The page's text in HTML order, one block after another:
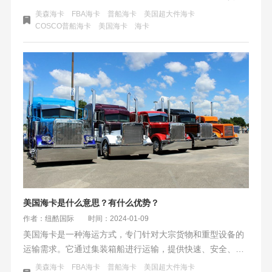
派送到FBA仓库、其他第三方海外仓、商业地址、私人地址
等地区。美国海卡的优势是提供快速、安全、经济的美国门
格在4元/kg-16元/kg，时效大概在13—45天左右.
美森海卡 FBA海卡 普船海卡
美国超大件海卡
COSCO普船海卡
美国海卡 海卡
美国海卡是什么意思？有什么优势？
作者：纽酷国际 时间：2024-01-09
美国海卡是一种海运方式，专门针对大宗货物和重型设备的
运输需求。它通过集装箱船进行运输，提供快速、安全、经
济的门到门服务。美国海卡流程包括托运、装船、海上运
美森海卡 FBA海卡 普船海卡
美国超大件海卡